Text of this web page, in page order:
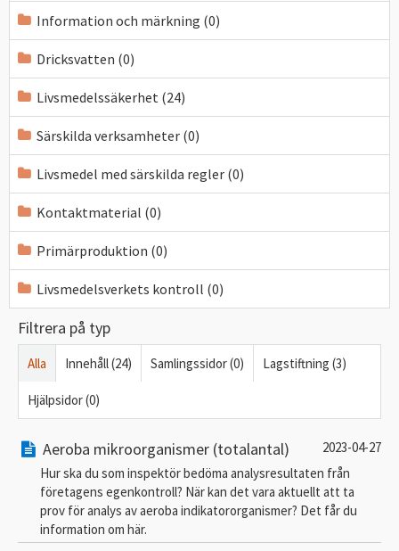
Information och märkning (0)
Dricksvatten (0)
Livsmedelssäkerhet (24)
Särskilda verksamheter (0)
Livsmedel med särskilda regler (0)
Kontaktmaterial (0)
Primärproduktion (0)
Livsmedelsverkets kontroll (0)
Filtrera på typ
Alla Innehåll (24) Samlingssidor (0) Lagstiftning (3)
Hjälpsidor (0)
Aeroba mikroorganismer (totalantal)
2023-04-27
Hur ska du som inspektör bedöma analysresultaten från
företagens egenkontroll? När kan det vara aktuellt att ta
prov för analys av aeroba indikatororganismer? Det får du
information om här.